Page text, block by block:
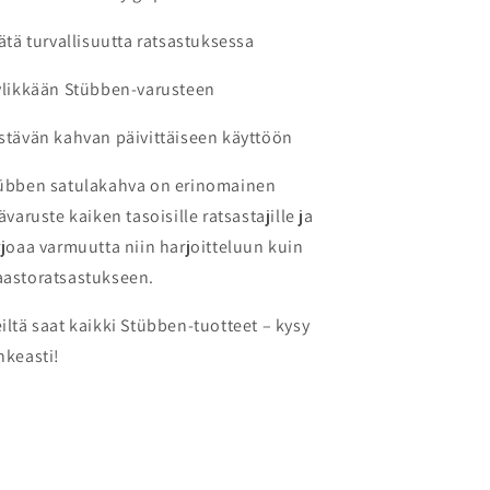
turvallisuutta ratsastuksessa
Stübben-varusteen
kahvan päivittäiseen käyttöön
satulakahva on erinomainen
kaiken tasoisille ratsastajille ja
varmuutta niin harjoitteluun kuin
saat kaikki Stübben-tuotteet – kysy